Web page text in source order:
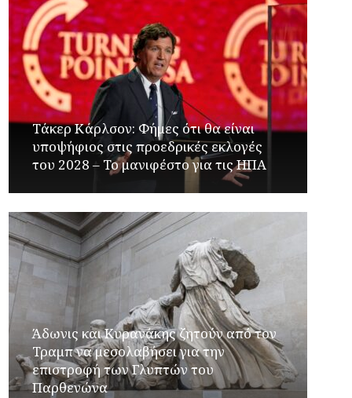
Τάκερ Κάρλσον: Φήμες ότι θα είναι
υποψήφιος στις προεδρικές εκλογές
του 2028 – Το μανιφέστο για τις ΗΠΑ
Άδωνις και Κυρανάκης ζητούν από τον
Τραμπ να μεσολαβήσει για την
επιστροφή των Γλυπτών του
Παρθενώνα